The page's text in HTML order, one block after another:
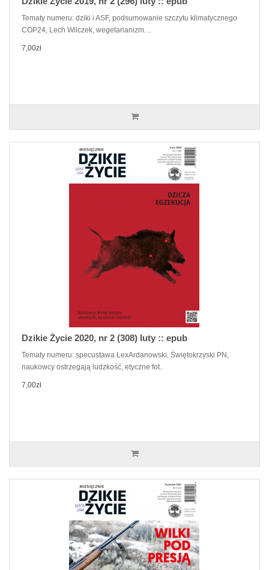
Tematy numeru: dziki i ASF, podsumowanie szczytu klimatycznego
COP24, Lech Wilczek, wegetarianizm. ..
7,00zł
Dzikie Życie 2020, nr 2 (308) luty :: epub
Tematy numeru: specustawa LexArdanowski, Świętokrzyski PN,
naukowcy ostrzegają ludzkość, etyczne fot..
7,00zł